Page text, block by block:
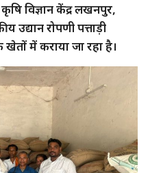
विज्ञान केंद्र लखनपुर,
उद्यान रोपणी पत्ताड़ी
खेतों में कराया जा रहा है।